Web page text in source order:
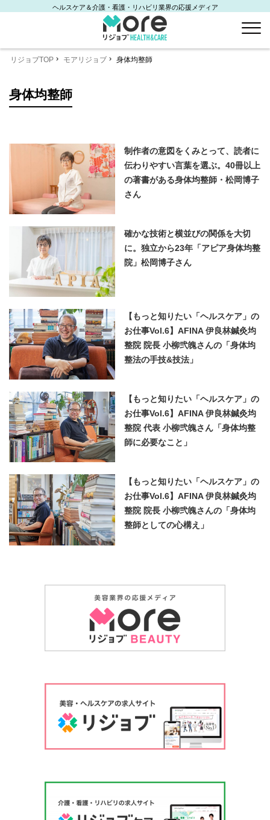
ヘルスケア＆介護・看護・リハビリ業界の応援メディア
リジョブTOP モアリジョブ 身体均整師
身体均整師
制作者の意図をくみとって、読者に
伝わりやすい言葉を選ぶ。40冊以上
の著書がある身体均整師・松岡博子
さん
確かな技術と横並びの関係を大切
に。独立から23年「アピア身体均整
院」松岡博子さん
【もっと知りたい「ヘルスケア」の
お仕事Vol.6】AFINA 伊良林鍼灸均
整院 院長 小柳弐魄さんの「身体均
整法の手技&技法」
【もっと知りたい「ヘルスケア」の
お仕事Vol.6】AFINA 伊良林鍼灸均
整院 代表 小柳弐魄さん「身体均整
師に必要なこと」
【もっと知りたい「ヘルスケア」の
お仕事Vol.6】AFINA 伊良林鍼灸均
整院 院長 小柳弐魄さんの「身体均
整師としての心構え」